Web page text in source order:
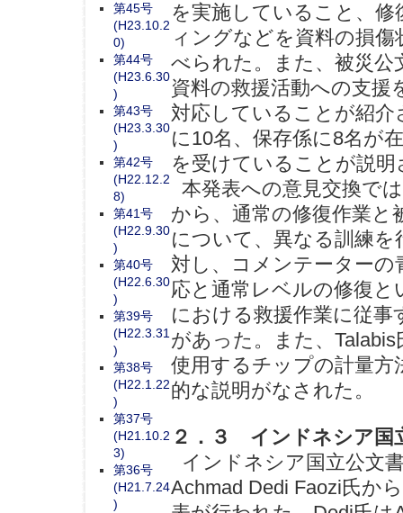
を実施していること、
ィングなどを資料の損
べられた。また、被災公
資料の救援活動への支援
対応していることが紹
に10名、保存係に8名が
を受けていることが説明
本発表への意見交換で
から、通常の修復作業と
について、異なる訓練
対し、コメンテーターの
応と通常レベルの修復と
における救援作業に従
があった。また、
使用するチップの計量方
的な説明がなされた。
２．３ インドネシア国
インドネシア国立公文
Achmad Dedi Faozi氏か
第45号
(H23.10.2
0)
第44号
(H23.6.30
)
第43号
(H23.3.30
)
第42号
(H22.12.2
8)
第41号
(H22.9.30
)
第40号
(H22.6.30
)
第39号
(H22.3.31
)
第38号
(H22.1.22
)
第37号
(H21.10.2
3)
第36号
(H21.7.24
)